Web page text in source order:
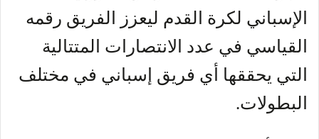
الإسباني لكرة القدم ليعزز الفريق رقمه
القياسي في عدد الانتصارات المتتالية
التي يحققها أي فريق إسباني في مختلف
البطولات.